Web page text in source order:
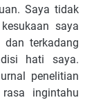
Saya tidak
saya
terkadang
hati saya.
penelitian
ingintahu